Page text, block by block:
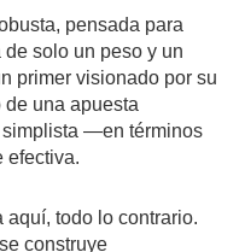
pensada para
solo un peso y un
primer visionado por su
una apuesta
simplista —en términos
efectiva.
aquí, todo lo contrario.
construye